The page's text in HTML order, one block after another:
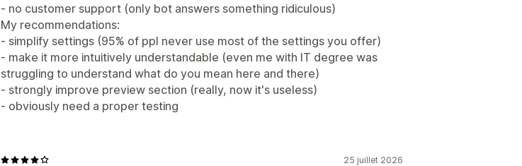
- no customer support (only bot answers something ridiculous)
My recommendations:
- simplify settings (95% of ppl never use most of the settings you offer)
- make it more intuitively understandable (even me with IT degree was
struggling to understand what do you mean here and there)
- strongly improve preview section (really, now it's useless)
- obviously need a proper testing
25 juillet 2026